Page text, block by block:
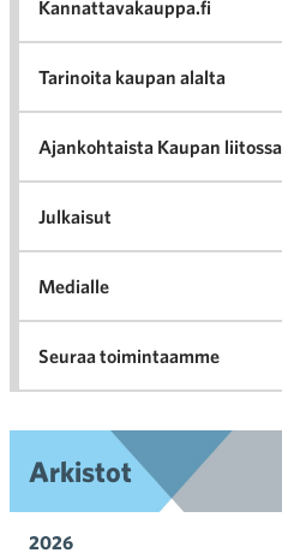
Kannattavakauppa.fi
Tarinoita kaupan alalta
Ajankohtaista Kaupan liitossa
Julkaisut
Medialle
Seuraa toimintaamme
Arkistot
2026